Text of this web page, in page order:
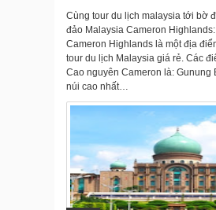
Cùng tour du lịch malaysia tới bờ
đảo Malaysia Cameron
Cameron Highlands là một địa
tour du lịch Malaysia giá rẻ. Các
Cao nguyên Cameron là: Gunung
núi cao nhất…